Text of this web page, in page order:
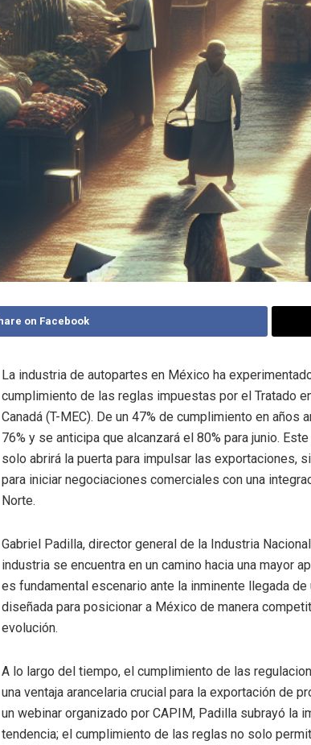
on Facebook
La industria de autopartes en México ha
cumplimiento de las reglas impuestas por el Tratado
Canadá (T-MEC). De un 47% de cumplimiento en años
76% y se anticipa que alcanzará el 80% para junio.
solo abrirá la puerta para impulsar las exportaciones,
para iniciar negociaciones comerciales con una
Norte.
Gabriel Padilla, director general de la Industria
industria se encuentra en un camino hacia una mayor
es fundamental escenario ante la inminente llegada de
diseñada para posicionar a México de manera
evolución.
A lo largo del tiempo, el cumplimiento de las
una ventaja arancelaria crucial para la exportación de
un webinar organizado por CAPIM, Padilla subrayó la
tendencia; el cumplimiento de las reglas no solo